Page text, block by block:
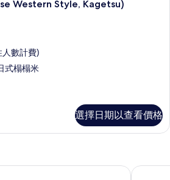
Western Style, Kagetsu)
人數計費)
式榻榻米
選擇日期以查看價格
星野度